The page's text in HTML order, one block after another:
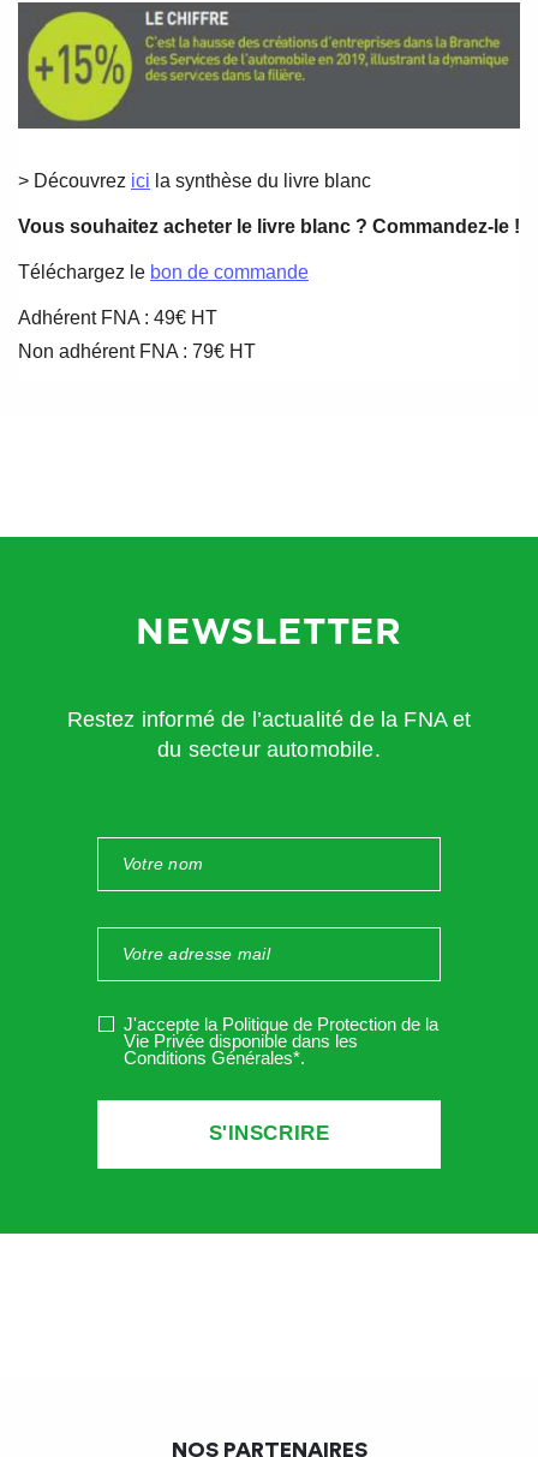
> Découvrez ici la synthèse du livre blanc
Vous souhaitez acheter le livre blanc ? Commandez-le !
Téléchargez le bon de commande
Adhérent FNA : 49€ HT
Non adhérent FNA : 79€ HT
NEWSLETTER
Restez informé de l’actualité de la FNA et
du secteur automobile.
J'accepte la Politique de Protection de la
Vie Privée disponible dans les
Conditions Générales*.
NOS PARTENAIRES